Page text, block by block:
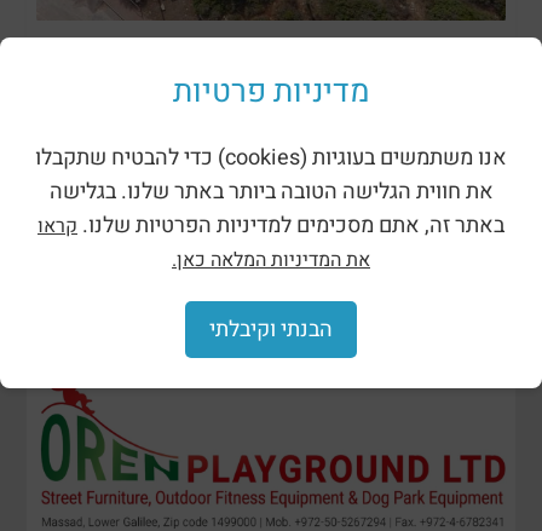
מדיניות פרטיות
אנו משתמשים בעוגיות (cookies) כדי להבטיח שתקבלו
את חווית הגלישה הטובה ביותר באתר שלנו. בגלישה
באתר זה, אתם מסכימים למדיניות הפרטיות שלנו. קראו
את המדיניות המלאה כאן.
הבנתי וקיבלתי